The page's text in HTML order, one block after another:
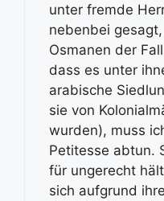
unter fremde
nebenbei
Osmanen der
dass es unter
arabische
sie von
wurden), muss
Petitesse abtun.
für ungerecht
sich aufgrund